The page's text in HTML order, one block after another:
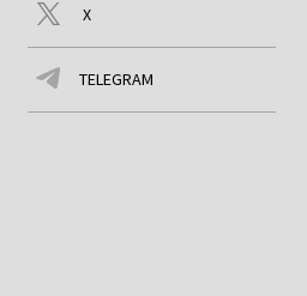
X
TELEGRAM